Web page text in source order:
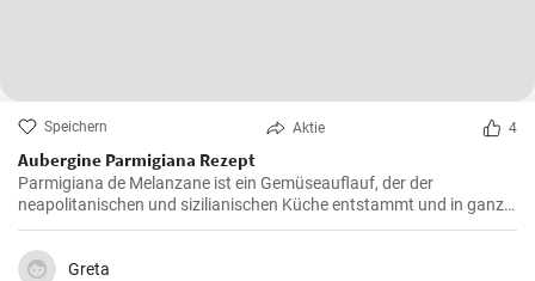
Speichern Aktie 4
Aubergine Parmigiana Rezept
Parmigiana de Melanzane ist ein Gemüseauflauf, der der
neapolitanischen und sizilianischen Küche entstammt und in ganz
Süditalien verbreitet ist. Melanzane - deutsch sind Auberginen
welche mit Parmesan Käse und Mozzarella überbacken werden.
Greta